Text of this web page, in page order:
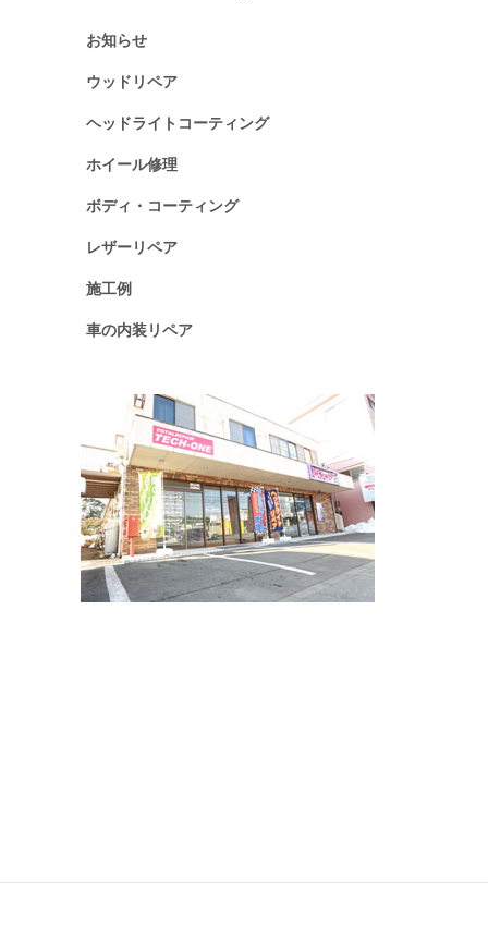
お知らせ
ウッドリペア
ヘッドライトコーティング
ホイール修理
ボディ・コーティング
レザーリペア
施工例
車の内装リペア